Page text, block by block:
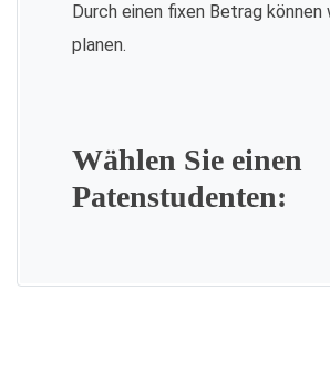
Durch einen fixen Betrag können
planen.
Wählen Sie einen
Patenstudenten: